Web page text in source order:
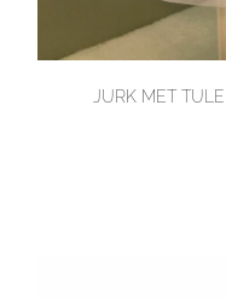
JURK MET